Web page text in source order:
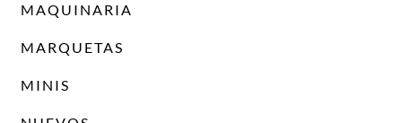
MAQUINARIA
MARQUETAS
MINIS